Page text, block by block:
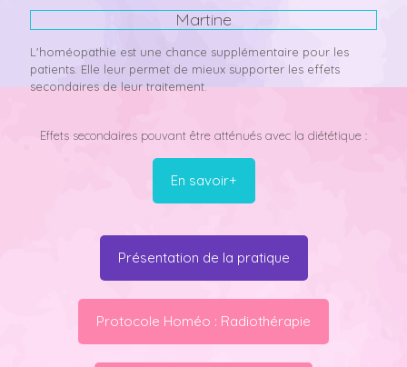
Martine
L'homéopathie est une chance supplémentaire pour les
patients. Elle leur permet de mieux supporter les effets
secondaires de leur traitement.
Effets secondaires pouvant être atténués avec la diététique :
En savoir+
Présentation de la pratique
Protocole Homéo : Radiothérapie